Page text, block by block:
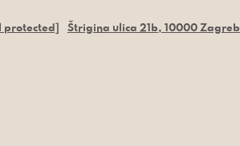
protected] Štrigina ulica 21b, 10000 Zagreb